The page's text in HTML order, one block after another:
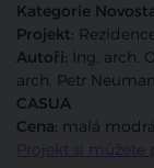
Kategorie
Projekt:
Autoři: Ing. arch.
arch. Petr
CASUA
Cena: malá
Projekt si